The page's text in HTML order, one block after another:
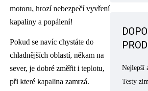
motoru, hrozí nebezpečí vyvření
kapaliny a popálení!
Pokud se navíc chystáte do
chladnějších oblastí, někam na
sever, je dobré změřit i teplotu,
při které kapalina zamrzá.
Nejlepší
Testy